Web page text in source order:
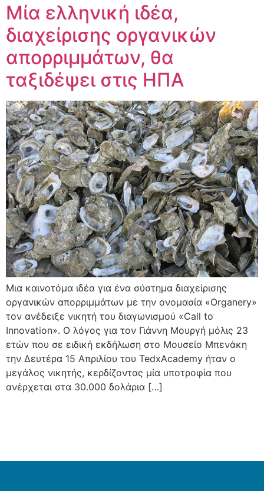
Μία ελληνική ιδέα,
διαχείρισης οργανικών
απορριμμάτων, θα
ταξιδέψει στις ΗΠΑ
Μια καινοτόμα ιδέα για ένα σύστημα διαχείρισης
οργανικών απορριμμάτων με την ονομασία «Organery»
τον ανέδειξε νικητή του διαγωνισμού «Call to
Innovation». Ο λόγος για τον Γιάννη Μουργή μόλις 23
ετών που σε ειδική εκδήλωση στο Μουσείο Μπενάκη
την Δευτέρα 15 Απριλίου του TedxAcademy ήταν ο
μεγάλος νικητής, κερδίζοντας μία υποτροφία που
ανέρχεται στα 30.000 δολάρια […]